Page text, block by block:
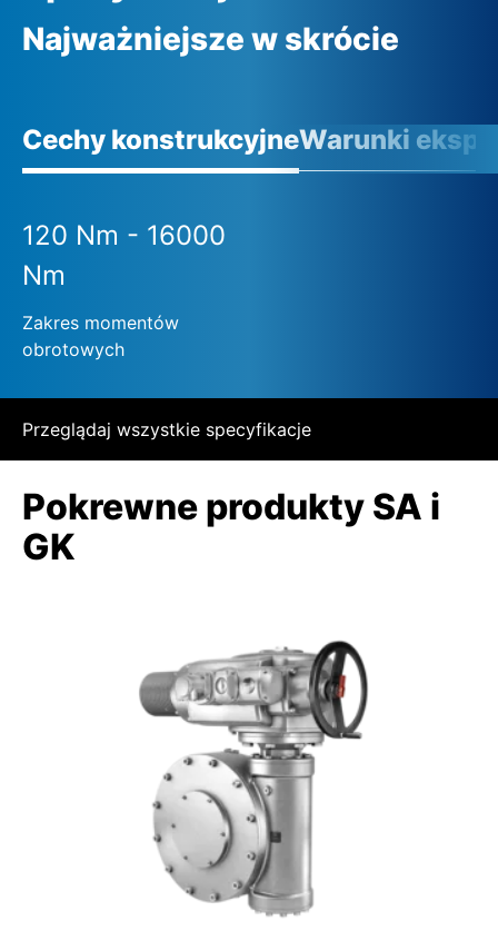
Najważniejsze w skrócie
Cechy konstrukcyjneWarunki
120 Nm - 16000
Nm
Zakres momentów
obrotowych
Przeglądaj wszystkie specyfikacje
Pokrewne produkty SA i
GK